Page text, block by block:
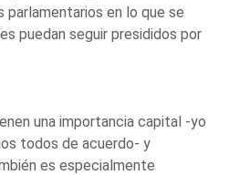
parlamentarios en lo que se
puedan seguir presididos por
una importancia capital -yo
todos de acuerdo- y
es especialmente